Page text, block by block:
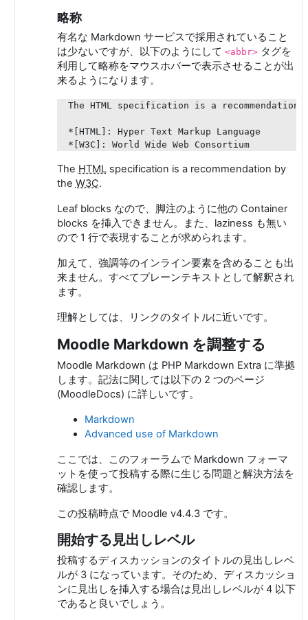
略称
有名な Markdown サービスで採用されていること
は少ないですが、以下のようにして <abbr>タグを
利用して略称をマウスホバーで表示させることが出
来るようになります。
The HTML specification is a recommendation
*[HTML]: Hyper Text Markup Language
*[W3C]: World Wide Web Consortium
The HTMLspecification is a recommendation by
the W3C.
Leaf blocks なので、脚注のように他の Container
blocks を挿入できません。また、laziness も無い
ので 1 行で表現することが求められます。
加えて、強調等のインライン要素を含めることも出
来ません。すべてプレーンテキストとして解釈され
ます。
理解としては、リンクのタイトルに近いです。
Moodle Markdown を調整する
Moodle Markdown は PHP Markdown Extra に準拠
します。記法に関しては以下の 2 つのページ
(MoodleDocs) に詳しいです。
Markdown
Advanced use of Markdown
ここでは、このフォーラムで Markdown フォーマ
ットを使って投稿する際に生じる問題と解決方法を
確認します。
この投稿時点で Moodle v4.4.3 です。
開始する見出しレベル
投稿するディスカッションのタイトルの見出しレベ
ルが 3 になっています。そのため、ディスカッショ
ンに見出しを挿入する場合は見出しレベルが 4 以下
であると良いでしょう。